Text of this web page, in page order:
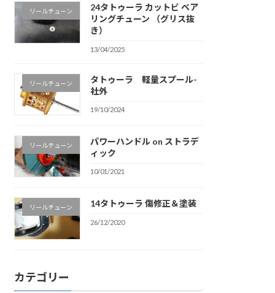
リールチューン
24タトゥーラ カットビ ベア
リングチューン （グリス抜
き）
13/04/2025
リールチューン
タトゥーラ 軽量スプール-
社外
19/10/2024
リールチューン
パワーハンドル on ストラデ
ィック
10/01/2021
リールチューン 14タトゥーラ 傷修正＆塗装
26/12/2020
カテゴリー